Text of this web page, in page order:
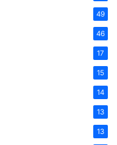
49
46
17
15
14
13
13